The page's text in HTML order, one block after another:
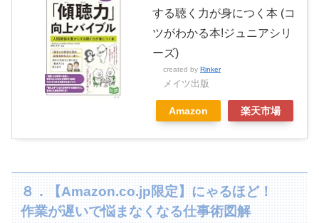
する聴く力が身につく本 (コ
ツがわかる本!ジュニアシリ
ーズ)
created by Rinker
メイツ出版
Amazon 楽天市場
８．【Amazon.co.jp限定】にゃるほど！
作業が遅いで悩まなくなる仕事術図解